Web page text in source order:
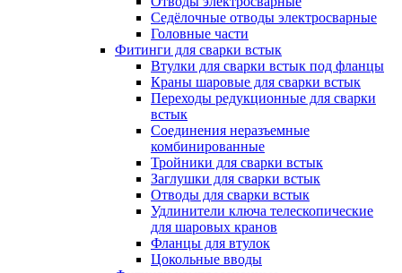
Седёлочные отводы электросварные
Головные части
Фитинги для сварки встык
Втулки для сварки встык под фланцы
Краны шаровые для сварки встык
Переходы редукционные для сварки
встык
Соединения неразъемные
комбинированные
Тройники для сварки встык
Заглушки для сварки встык
Отводы для сварки встык
Удлинители ключа телескопические
для шаровых кранов
Фланцы для втулок
Цокольные вводы